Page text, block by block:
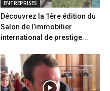
ENTREPRISES
Découvrez la 1ère édition du
Salon de l’immobilier
international de prestige...